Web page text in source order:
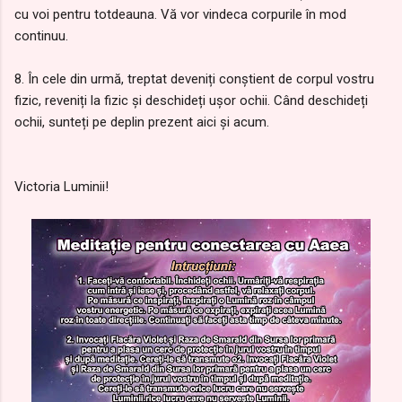
cu voi pentru totdeauna. Vă vor vindeca corpurile în mod
continuu.
8. În cele din urmă, treptat deveniți conștient de corpul vostru
fizic, reveniți la fizic și deschideți ușor ochii. Când deschideți
ochii, sunteți pe deplin prezent aici și acum.
Victoria Luminii!